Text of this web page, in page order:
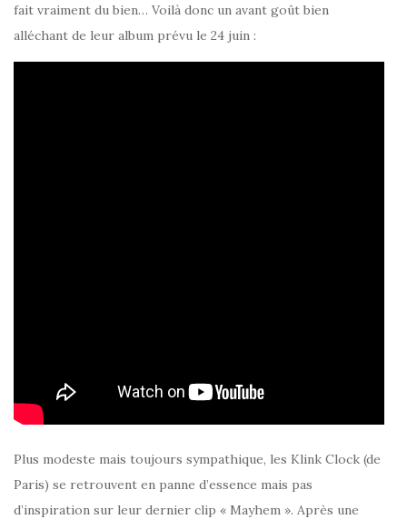
fait vraiment du bien… Voilà donc un avant goût bien
alléchant de leur album prévu le 24 juin :
Plus modeste mais toujours sympathique, les Klink Clock (de
Paris) se retrouvent en panne d’essence mais pas
d’inspiration sur leur dernier clip « Mayhem ». Après une